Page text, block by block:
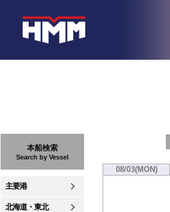
本船検索
Search by Vessel
主要港
北海道・東北
08/03(MON)